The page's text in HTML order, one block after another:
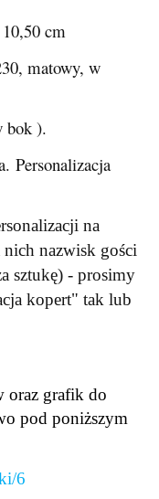
cm
matowy, w
bok ).
Personalizacja
na
nazwisk gości
sztukę) - prosimy
kopert" tak lub
oraz grafik do
pod poniższym
6